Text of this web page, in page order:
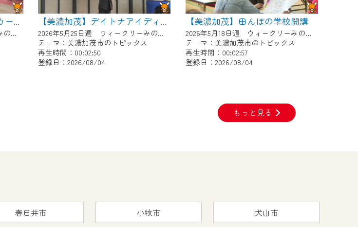
【美濃加茂】美濃加茂サッカー少年団あじさいCUP
2026年5月25日週 ウィークリーみのかもにて放送
【美濃加茂】デイトナアイディアCONTEST
2026年5月25日週 ウィークリーみのかもにて放送
テーマ：美濃加茂市のトピックス
再生時間：00:02:50
登録日：2026/08/04
【美濃加茂】田んぼの学校開講
2026年5月18日週 ウィークリーみのかもにて放送
テーマ：美濃加茂市のトピックス
再生時間：00:02:57
登録日：2026/08/04
もっと見る
春日井市 小牧市 犬山市